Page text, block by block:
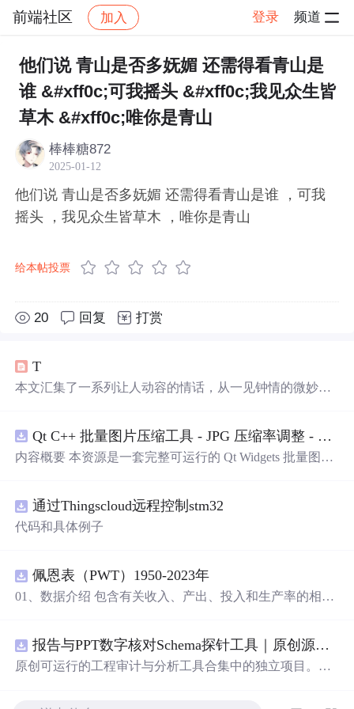
前端社区 加入 登录 频道
社区 前端社区 感慨 帖子详情
他们说 青山是否多妩媚 还需得看青山是
谁 &#xff0c;可我摇头 &#xff0c;我见众生皆
草木 &#xff0c;唯你是青山
棒棒糖872
2025-01-12
他们说 青山是否多妩媚 还需得看青山是谁 ，可我
摇头 ，我见众生皆草木 ，唯你是青山
给本帖投票
20 回复 打赏
T
本文汇集了一系列让人动容的情话，从一见钟情的微妙到
都能触动人心。
Qt C++ 批量图片压缩工具 - JPG 压缩率调整 - 批量修改分辨率 - 本地图片批处理（源码）
内容概要 本资源是一套完整可运行的 Qt Widgets 批量图片
张图片、直接读取整个文件夹内所有 JPG/PNG 图像，可自
定义输出图片分辨率、调节 JPG0~100 区间压缩质量，自
观展示压缩效果。 适用人群 Qt/C++ 零基础初学者，学习
QImage 图像绘图、文件目录遍历、UI 交互开发； 需要本
地批量处理图片的办公、设计、自媒体从业者； 想要学习
习者。 使用场景 自媒体批量压缩配图，降低图片体积节省
上传流量； 摄影、设计批量统一图片尺寸，批量轻量化相
册图片； 程序开发学习：QFileDialog 文件选择、QDir 文
环界面防卡顿、文件大小格式化转换全套 Qt 图像开发实战
通过Thingscloud远程控制stm32
代码和具体例子
佩恩表（PWT）1950-2023年
01、数据介绍 包含有关收入、产出、投入和生产率的相对
翻译使用说明，英文原版使用说明。 数据名称：佩恩表
（PWT） 数据年份：1950-2023年
报告与PPT数字核对Schema探针工具｜原创源码+测试+离线报告
原创可运行的工程审计与分析工具合集中的独立项目。每